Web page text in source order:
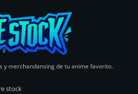
y merchandansing de tu anime favorito.
stock